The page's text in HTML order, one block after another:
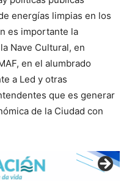
energías limpias en los
es importante la
Nave Cultural, en
en el alumbrado
a Led y otras
que es generar
de la Ciudad con